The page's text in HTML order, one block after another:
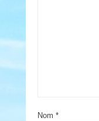
Nom *